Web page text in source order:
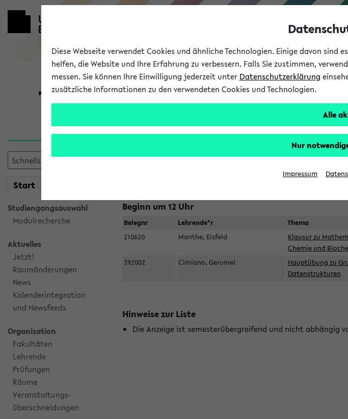
Universität Forschung Studium
Start
Studiengangsauswahl
Modulrecherche
Aktuelles
Jetzt!
Raumänderungen
News
Kalenderintegration
und Newsfeeds
Organisation
Fakultäten
Lehrende
Prüfungen
Räume
Veranstaltungs-
überschneidungen
Jetzt und in Kürze
Zu viele Veranstaltungen?
Beginn um 12 Uhr
Belegnr Lehrende*r Thema
210620
Manthe, Eisfeld
Klausur zu
Chemie und
392002 Cimiano, Geromel
Hauptübung zu
Datenstrukturen
Hinweise zur Liste
Die Anzeige ist semesterübergreifend und nicht abhängig
Diese Webseite verwendet Cookies und ähnliche Technologien. Einige davon
helfen, die Website und Ihre Erfahrung zu verbessern. Falls Sie zustimmen,
messen. Sie können Ihre Einwilligung jederzeit unter Datenschutzerklärung
zusätzliche Informationen zu den verwendeten Cookies und Technologien.
Alle
Nur
Impressum